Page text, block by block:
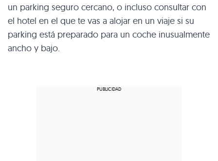
un parking seguro cercano, o incluso consultar con
el hotel en el que te vas a alojar en un viaje si su
parking está preparado para un coche inusualmente
ancho y bajo.